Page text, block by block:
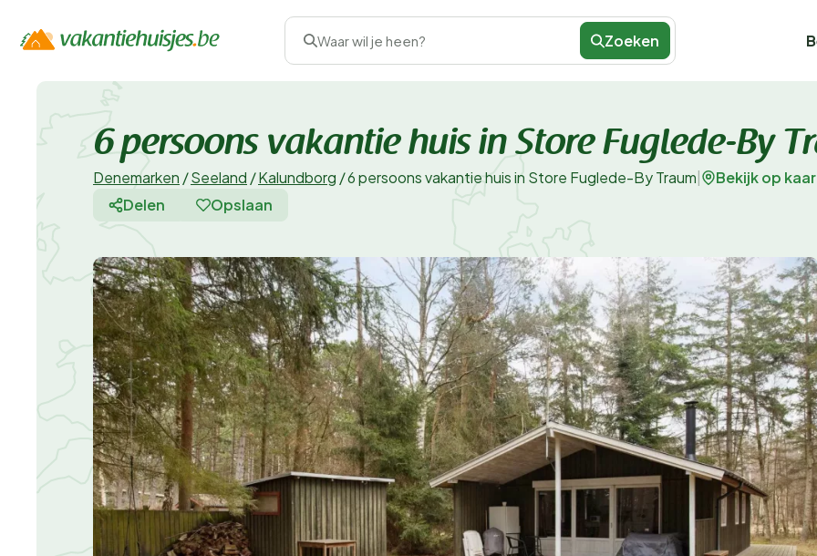
Waar wil je heen? Zoeken
6 persoons vakantie huis in Store Fuglede-By
Denemarken /Seeland /Kalundborg /6 persoons vakantie huis in Store Fuglede-By Traum
Bekijk op
Delen
Opslaan